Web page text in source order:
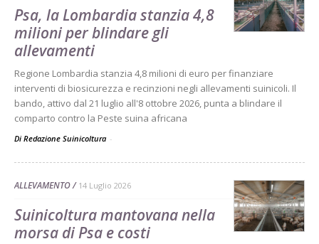
Psa, la Lombardia stanzia 4,8
milioni per blindare gli
allevamenti
Regione Lombardia stanzia 4,8 milioni di euro per finanziare
interventi di biosicurezza e recinzioni negli allevamenti suinicoli. Il
bando, attivo dal 21 luglio all'8 ottobre 2026, punta a blindare il
comparto contro la Peste suina africana
Di Redazione Suinicoltura -
ALLEVAMENTO 14 Luglio 2026
Suinicoltura mantovana nella
morsa di Psa e costi